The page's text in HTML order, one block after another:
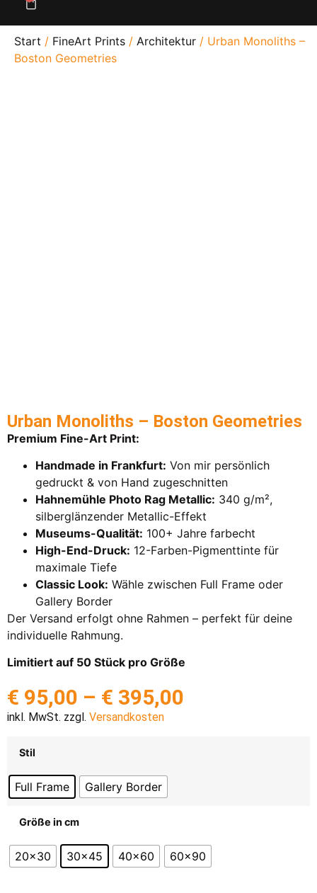
Start / FineArt Prints / Architektur / Urban Monoliths –
Boston Geometries
Urban Monoliths – Boston Geometries
Premium Fine-Art Print:
Handmade in Frankfurt: Von mir persönlich
gedruckt & von Hand zugeschnitten
Hahnemühle Photo Rag Metallic: 340 g/m²,
silberglänzender Metallic-Effekt
Museums-Qualität: 100+ Jahre farbecht
High-End-Druck: 12-Farben-Pigmenttinte für
maximale Tiefe
Classic Look: Wähle zwischen Full Frame oder
Gallery Border
Der Versand erfolgt ohne Rahmen – perfekt für deine
individuelle Rahmung.
Limitiert auf 50 Stück pro Größe
€ 95,00 – € 395,00
inkl. MwSt. zzgl. Versandkosten
Stil
Full Frame Gallery Border
Größe in cm
20x30 30x45 40x60 60x90